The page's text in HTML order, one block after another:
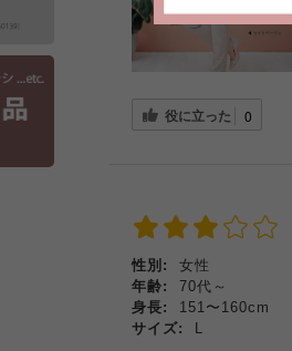
役に立った 0
性別:
女性
年齢:
70代～
身長:
151〜160cm
サイズ:
L